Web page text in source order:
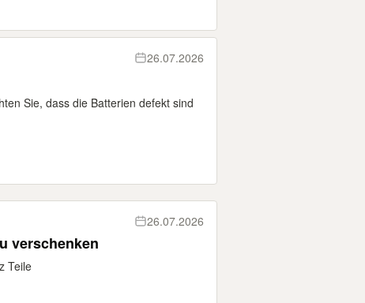
26.07.2026
Sie, dass die Batterien defekt sind
26.07.2026
verschenken
Teile